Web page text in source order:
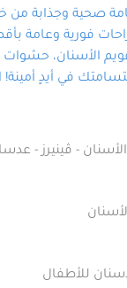
صحية وجذابة
فورية وعامة
حشوات
في أيدٍ أمينة!
- ڤينيرز -
للأطفال